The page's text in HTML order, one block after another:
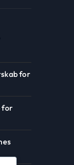
for
for